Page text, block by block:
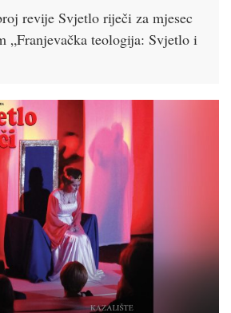
revije Svjetlo riječi za mjesec
„Franjevačka teologija: Svjetlo i